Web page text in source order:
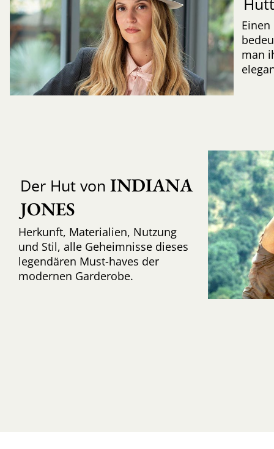
man
Der Hut von INDIANA
JONES
Herkunft, Materialien, Nutzung
und Stil, alle Geheimnisse dieses
legendären Must-haves der
modernen Garderobe.